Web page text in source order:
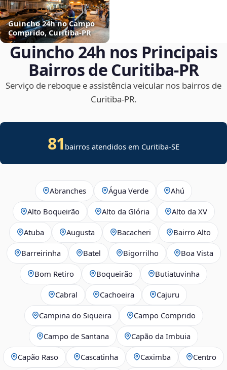
Guincho 24h no Campo
Comprido, Curitiba‑PR
Guincho 24h nos Principais
Bairros de Curitiba‑PR
Serviço de reboque e assistência veicular nos bairros de
Curitiba‑PR.
81 bairros atendidos em Curitiba-SE
Abranches Água Verde Ahú
Alto Boqueirão Alto da Glória Alto da XV
Atuba Augusta Bacacheri Bairro Alto
Barreirinha Batel Bigorrilho Boa Vista
Bom Retiro Boqueirão Butiatuvinha
Cabral Cachoeira Cajuru
Campina do Siqueira Campo Comprido
Campo de Santana Capão da Imbuia
Capão Raso Cascatinha Caximba Centro